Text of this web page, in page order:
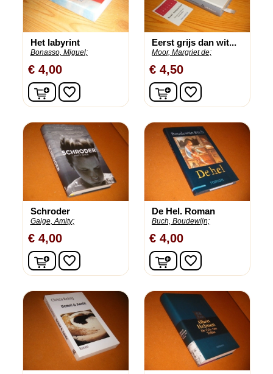
Het labyrint
Bonasso, Miguel;
€ 4,00
In winkelwagen
favorite_border
Eerst grijs dan wit...
Moor, Margriet de;
€ 4,50
In winkelwagen
favorite_border
Schroder
Gaige, Amity;
€ 4,00
In winkelwagen
favorite_border
De Hel. Roman
Buch, Boudewijn;
€ 4,00
In winkelwagen
favorite_border